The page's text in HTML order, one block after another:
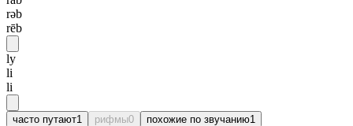
rəb
rēb
ly
li
li
часто путают1 рифмы0 похожие по звучанию1